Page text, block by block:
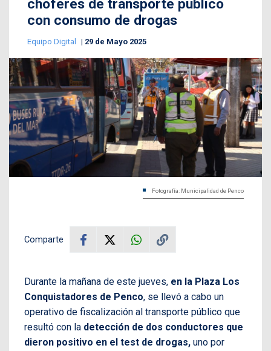
choferes de transporte público
con consumo de drogas
Equipo Digital 29 de Mayo 2025
Fotografía: Municipalidad de Penco
Comparte
Durante la mañana de este jueves, en la Plaza Los
Conquistadores de Penco, se llevó a cabo un
operativo de fiscalización al transporte público que
resultó con la detección de dos conductores que
dieron positivo en el test de drogas, uno por